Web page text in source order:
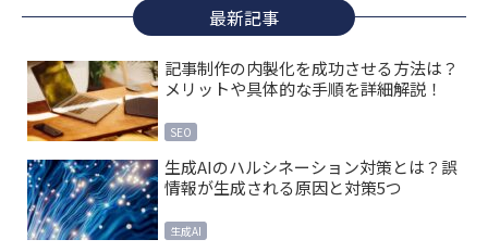
最新記事
記事制作の内製化を成功させる方法は？
メリットや具体的な手順を詳細解説！
SEO
生成AIのハルシネーション対策とは？誤
情報が生成される原因と対策5つ
生成AI